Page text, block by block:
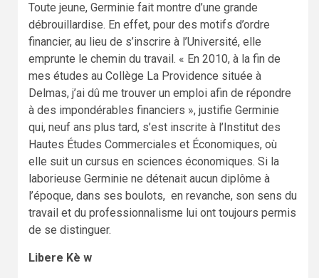
Toute jeune, Germinie fait montre d’une grande
débrouillardise. En effet, pour des motifs d’ordre
financier, au lieu de s’inscrire à l’Université, elle
emprunte le chemin du travail. « En 2010, à la fin de
mes études au Collège La Providence située à
Delmas, j’ai dû me trouver un emploi afin de répondre
à des impondérables financiers », justifie Germinie
qui, neuf ans plus tard, s’est inscrite à l’Institut des
Hautes Études Commerciales et Économiques, où
elle suit un cursus en sciences économiques. Si la
laborieuse Germinie ne détenait aucun diplôme à
l’époque, dans ses boulots, en revanche, son sens du
travail et du professionnalisme lui ont toujours permis
de se distinguer.
Libere Kè w